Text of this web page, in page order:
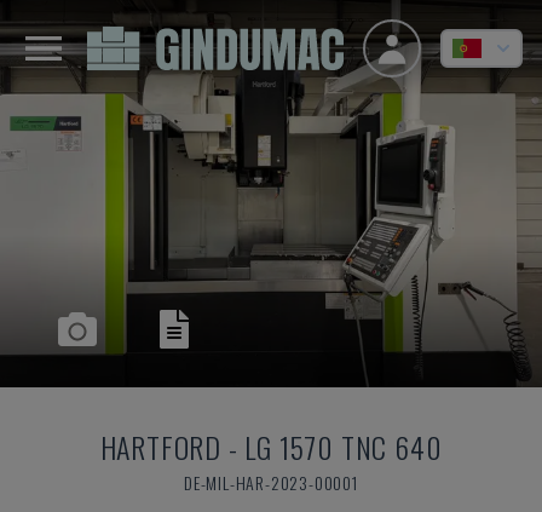
HARTFORD - LG 1570 TNC 640
DE-MIL-HAR-2023-00001